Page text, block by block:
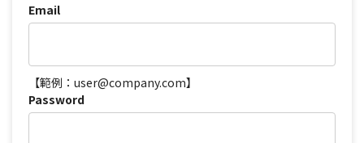
Email
【範例：user@company.com】
Password